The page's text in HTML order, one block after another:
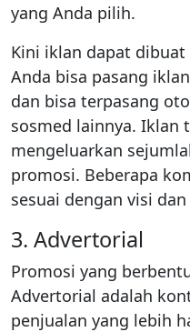
yang Anda pilih.
Kini iklan dapat
Anda bisa pasang
dan bisa terpasang
sosmed lainnya. Iklan
mengeluarkan
promosi. Beberapa
sesuai dengan visi
3. Advertorial
Promosi yang
Advertorial adalah
penjualan yang lebih